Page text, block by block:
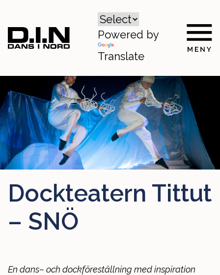
Powered by
Translate
Dockteatern Tittut
– SNÖ
En dans– och dockföreställning med inspiration